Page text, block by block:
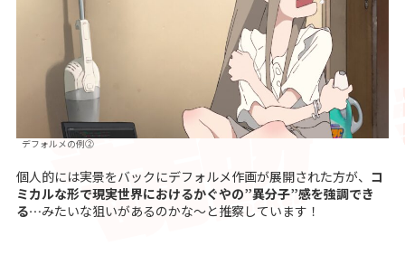
デフォルメの例②
個人的には実景をバックにデフォルメ作画が展開された方が、 コ
ミカルな形で現実世界におけるかぐやの”異分子”感を強調でき
る…みたいな狙いがあるのかな〜と推察しています！